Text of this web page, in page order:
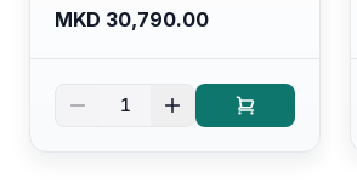
(1x16gb 2666mhz)/ 512GB
SSD M.2 Nvme/ Intel UHD
glare FULLHD LED Display/
Backlit Kb
MKD 30,790.00
1